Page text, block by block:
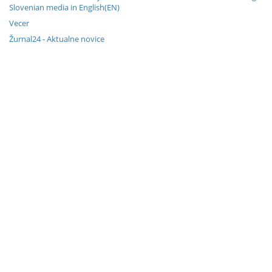
Slovenian media in English(EN)
Vecer
Žurnal24 - Aktualne novice